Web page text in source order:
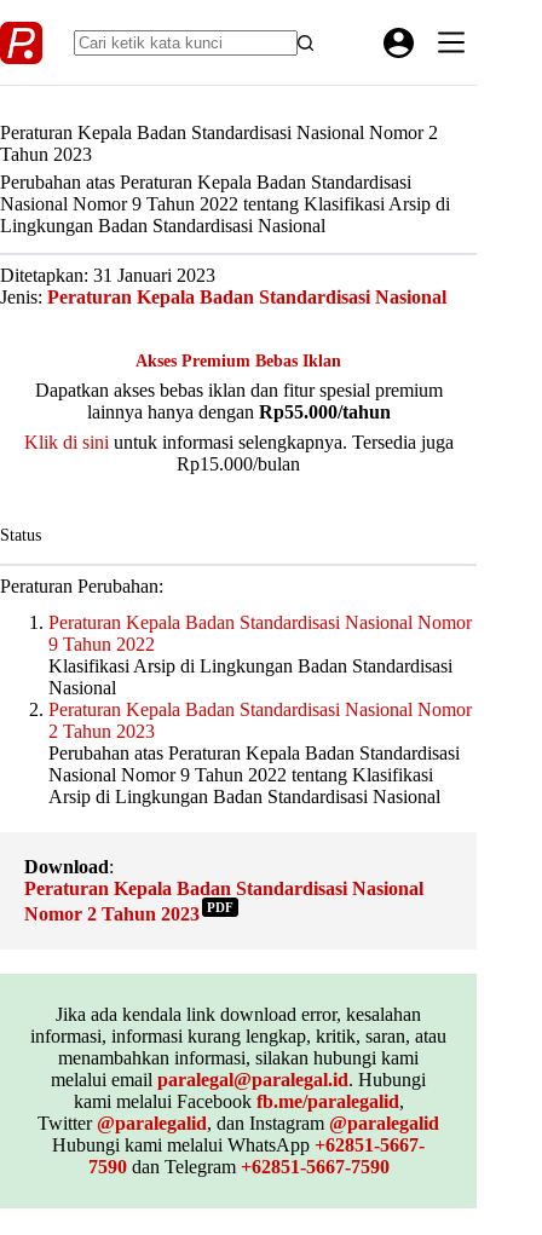
to
content
Peraturan Kepala Badan Standardisasi Nasional Nomor 2
Tahun 2023
Perubahan atas Peraturan Kepala Badan Standardisasi
Nasional Nomor 9 Tahun 2022 tentang Klasifikasi Arsip di
Lingkungan Badan Standardisasi Nasional
Ditetapkan: 31 Januari 2023
Jenis: Peraturan Kepala Badan Standardisasi Nasional
Akses Premium Bebas Iklan
Dapatkan akses bebas iklan dan fitur spesial premium
lainnya hanya dengan Rp55.000/tahun
Klik di sini untuk informasi selengkapnya. Tersedia juga
Rp15.000/bulan
Status
Peraturan Perubahan:
Peraturan Kepala Badan Standardisasi Nasional Nomor
9 Tahun 2022
Klasifikasi Arsip di Lingkungan Badan Standardisasi
Nasional
Peraturan Kepala Badan Standardisasi Nasional Nomor
2 Tahun 2023
Perubahan atas Peraturan Kepala Badan Standardisasi
Nasional Nomor 9 Tahun 2022 tentang Klasifikasi
Arsip di Lingkungan Badan Standardisasi Nasional
Download:
Peraturan Kepala Badan Standardisasi Nasional
Nomor 2 Tahun 2023 PDF
Jika ada kendala link download error, kesalahan
informasi, informasi kurang lengkap, kritik, saran, atau
menambahkan informasi, silakan hubungi kami
melalui emailparalegal@paralegal.id. Hubungi
kami melalui Facebook fb.me/paralegalid,
Twitter@paralegalid, dan Instagram@paralegalid
Hubungi kami melalui WhatsApp+62851-5667-
7590dan Telegram +62851-5667-7590